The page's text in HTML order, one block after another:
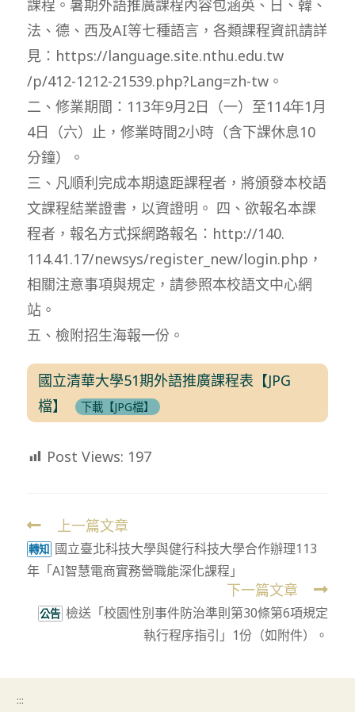
課程。暑期外語推廣課程內容包涵英、日、韓、
法、德、西及AI等七種語言，各類課程資訊請詳
見：https://language.site.nthu.edu.tw
/p/412-1212-21539.php?Lang=zh-tw。
二、修業期間：113年9月2日（一）至114年1月
4日（六）止，修業時間2小時（含下課休息10
分鐘）。
三、凡順利完成本期遠距課程者，將頒發本校語
文課程結業證書，以資證明。 四、欲報名本課
程者，報名方式採網路報名：http://140.
114.41.17/newsys/register_new/login.php，
相關注意事項與規定，請參照本校語文中心網
站。
五、檢附招生海報一份。
國立清華大學51期外語推廣課程表【JPG
檔】
下載【JPG檔】
Post Views: 197
Read
more
articles
上一篇文章
轉知 國立臺北科技大學與健行科技大學合作辦理113
年「AI智慧電商實務營職能深化課程」
下一篇文章
公告 檢送「校園性別事件防治準則第30條第6項規定
執行程序指引」1份（如附件）。
:::